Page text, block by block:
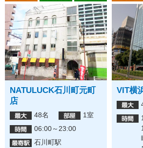
町元町
1室
VIT横浜
2室
10:00〜19:00（土曜